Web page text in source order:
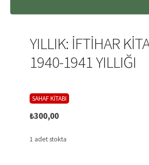
YILLIK: İFTİHAR
1940-1941 YILLIĞI
SAHAF KİTABI
₺300,00
1 adet stokta